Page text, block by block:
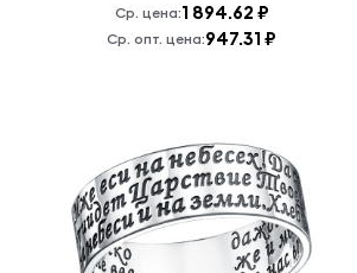
Ср. цена:1 894.62 ₽
Ср. опт. цена:947.31 ₽